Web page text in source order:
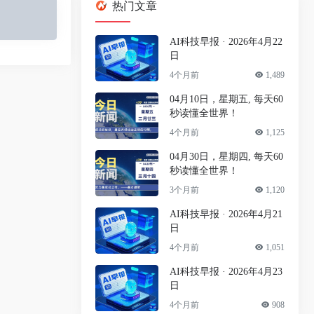
热门文章
AI科技早报 · 2026年4月22
日
4个月前 1,489
04月10日，星期五, 每天60
秒读懂全世界！
4个月前 1,125
04月30日，星期四, 每天60
秒读懂全世界！
3个月前 1,120
AI科技早报 · 2026年4月21
日
4个月前 1,051
AI科技早报 · 2026年4月23
日
4个月前 908